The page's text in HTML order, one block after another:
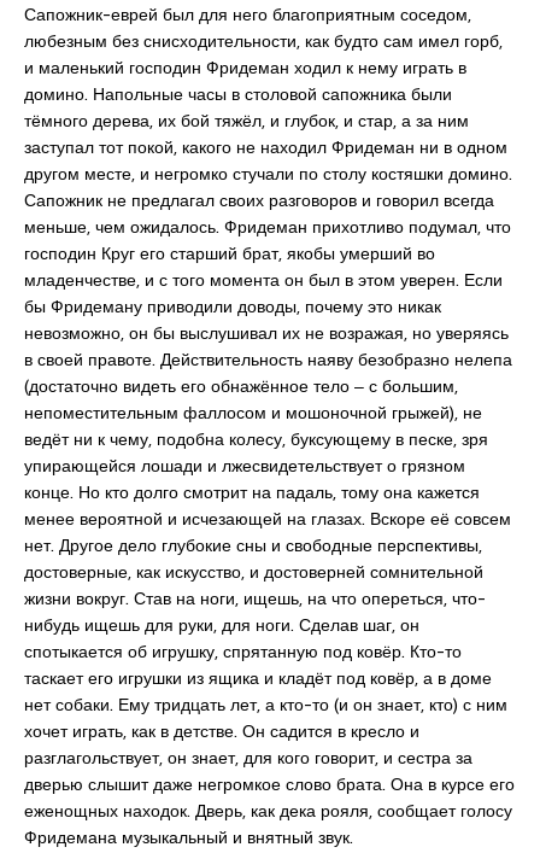
Сапожник-еврей был для него благоприятным соседом,
любезным без снисходительности, как будто сам имел горб,
и маленький господин Фридеман ходил к нему играть в
домино. Напольные часы в столовой сапожника были
тёмного дерева, их бой тяжёл, и глубок, и стар, а за ним
заступал тот покой, какого не находил Фридеман ни в одном
другом месте, и негромко стучали по столу костяшки домино.
Сапожник не предлагал своих разговоров и говорил всегда
меньше, чем ожидалось. Фридеман прихотливо подумал, что
господин Круг его старший брат, якобы умерший во
младенчестве, и с того момента он был в этом уверен. Если
бы Фридеману приводили доводы, почему это никак
невозможно, он бы выслушивал их не возражая, но уверяясь
в своей правоте. Действительность наяву безобразно нелепа
(достаточно видеть его обнажённое тело ‒ с большим,
непоместительным фаллосом и мошоночной грыжей), не
ведёт ни к чему, подобна колесу, буксующему в песке, зря
упирающейся лошади и лжесвидетельствует о грязном
конце. Но кто долго смотрит на падаль, тому она кажется
менее вероятной и исчезающей на глазах. Вскоре её совсем
нет. Другое дело глубокие сны и свободные перспективы,
достоверные, как искусство, и достоверней сомнительной
жизни вокруг. Став на ноги, ищешь, на что опереться, что-
нибудь ищешь для руки, для ноги. Сделав шаг, он
спотыкается об игрушку, спрятанную под ковёр. Кто-то
таскает его игрушки из ящика и кладёт под ковёр, а в доме
нет собаки. Ему тридцать лет, а кто-то (и он знает, кто) с ним
хочет играть, как в детстве. Он садится в кресло и
разглагольствует, он знает, для кого говорит, и сестра за
дверью слышит даже негромкое слово брата. Она в курсе его
еженощных находок. Дверь, как дека рояля, сообщает голосу
Фридемана музыкальный и внятный звук.